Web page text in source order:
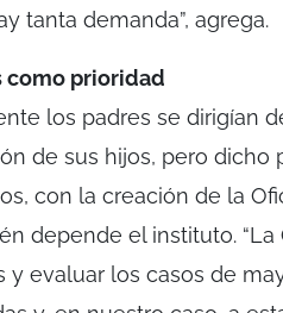
tanta demanda”, agrega.
como prioridad
los padres se dirigían
de sus hijos, pero
con la creación de la
depende el instituto.
y evaluar los casos de